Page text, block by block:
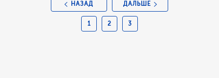
НАЗАД
1 2 3
ДАЛЬШЕ